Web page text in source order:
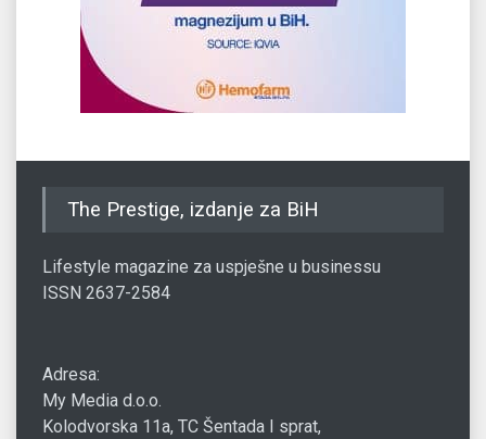
The Prestige, izdanje za BiH
Lifestyle magazine za uspješne u businessu
ISSN 2637-2584
Adresa:
My Media d.o.o.
Kolodvorska 11a, TC Šentada I sprat,